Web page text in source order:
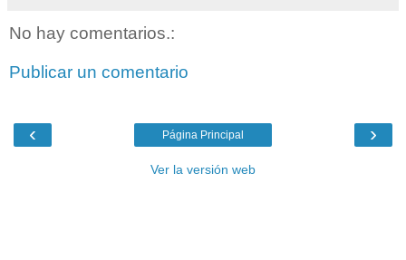
No hay comentarios.:
Publicar un comentario
‹ ›
Página Principal
Ver la versión web